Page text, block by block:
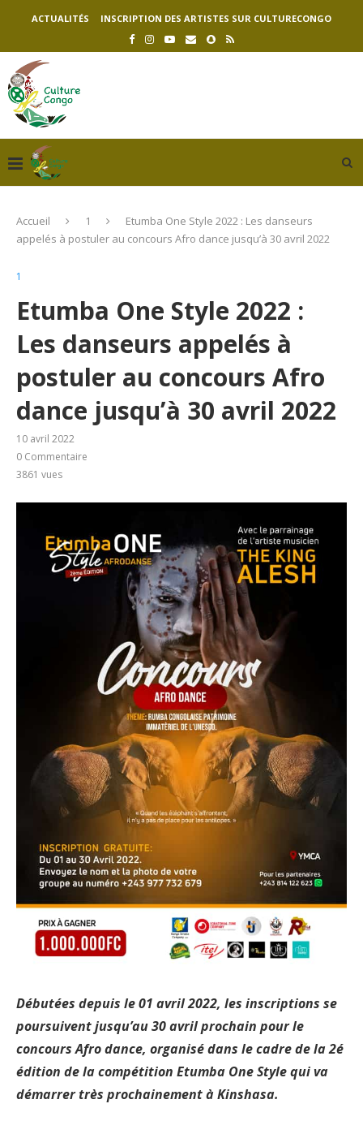
ACTUALITÉS INSCRIPTION DES ARTISTES SUR CULTURECONGO
Accueil 1
Etumba One Style 2022 : Les danseurs
appelés à postuler au concours Afro dance jusqu’à 30 avril 2022
1
Etumba One Style 2022 :
Les danseurs appelés à
postuler au concours Afro
dance jusqu’à 30 avril 2022
10 avril 2022
0 Commentaire
3861 vues
Débutées depuis le 01 avril 2022, les inscriptions se
poursuivent jusqu’au 30 avril prochain pour le
concours Afro dance, organisé dans le cadre de la 2é
édition de la compétition Etumba One Style qui va
démarrer très prochainement à Kinshasa.